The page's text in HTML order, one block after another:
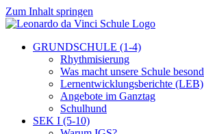
Zum Inhalt springen
GRUNDSCHULE (1-4)
Rhythmisierung
Was macht unsere Schule
Lernentwicklungsberichte (LEB)
Angebote im Ganztag
Schulhund
SEK I (5-10)